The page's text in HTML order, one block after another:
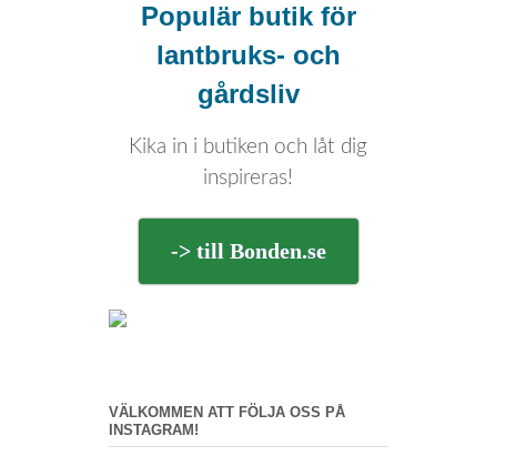
Populär butik för
lantbruks- och
gårdsliv
Kika in i butiken och låt dig
inspireras!
-> till Bonden.se
VÄLKOMMEN ATT FÖLJA OSS PÅ
INSTAGRAM!